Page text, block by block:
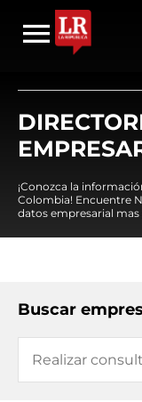
¡Conozca la
Colombia! Encuentre
datos empresarial mas
Buscar